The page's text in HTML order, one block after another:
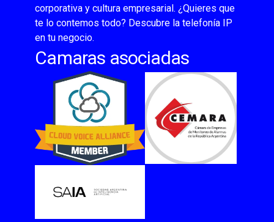
corporativa y cultura empresarial. ¿Quieres que
te lo contemos todo? Descubre la telefonía IP
en tu negocio.
Camaras asociadas